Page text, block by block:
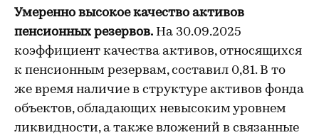
Умеренно высокое качество активов
пенсионных резервов. На 30.09.2025
коэффициент качества активов, относящихся
к пенсионным резервам, составил 0,81. В то
же время наличие в структуре активов фонда
объектов, обладающих невысоким уровнем
ликвидности, а также вложений в связанные